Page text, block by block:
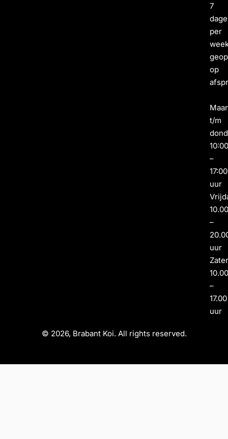
7
per
op
t/m
–
17:00
uur
–
uur
–
17.00
uur
© 2026, Brabant Koi. All rights reserved.